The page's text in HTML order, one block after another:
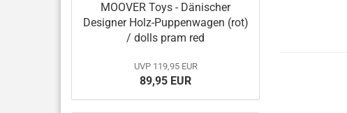
MOOVER Toys - Dänischer
Designer Holz-Puppenwagen (rot)
/ dolls pram red
UVP 119,95 EUR
89,95 EUR